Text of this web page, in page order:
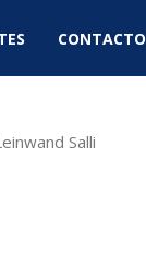
CONTACTO
Salli